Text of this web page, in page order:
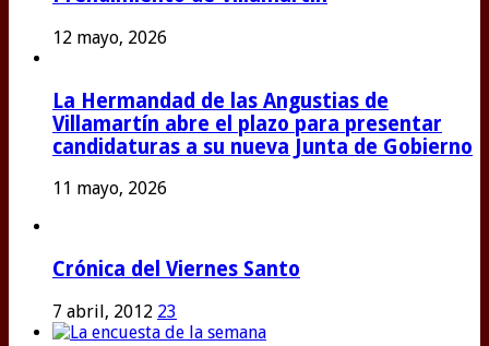
12 mayo, 2026
La Hermandad de las Angustias de
Villamartín abre el plazo para presentar
candidaturas a su nueva Junta de Gobierno
11 mayo, 2026
Crónica del Viernes Santo
7 abril, 2012 23